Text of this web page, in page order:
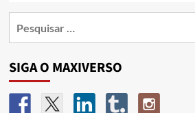
SIGA O MAXIVERSO